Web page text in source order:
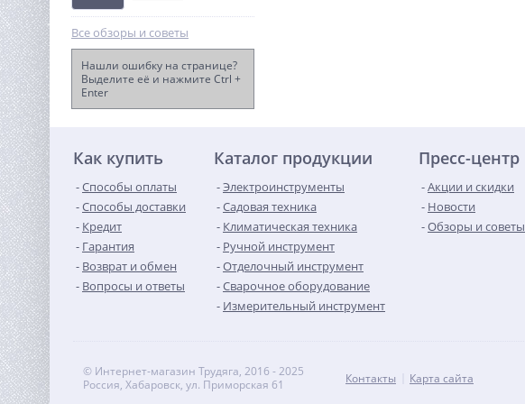
Hanskonner HAG13125TE
Все обзоры и советы
Нашли ошибку на странице?
Выделите её и нажмите Ctrl +
Enter
Как купить
Способы оплаты
Способы доставки
Кредит
Гарантия
Возврат и обмен
Вопросы и ответы
Каталог продукции
Электроинструменты
Садовая техника
Климатическая техника
Ручной инструмент
Отделочный инструмент
Сварочное оборудование
Измерительный инструмент
Пресс-центр
Акции и скидки
Новости
Обзоры и советы
© Интернет-магазин Трудяга, 2016 - 2025
Россия, Хабаровск, ул. Приморская 61
Контакты Карта сайта